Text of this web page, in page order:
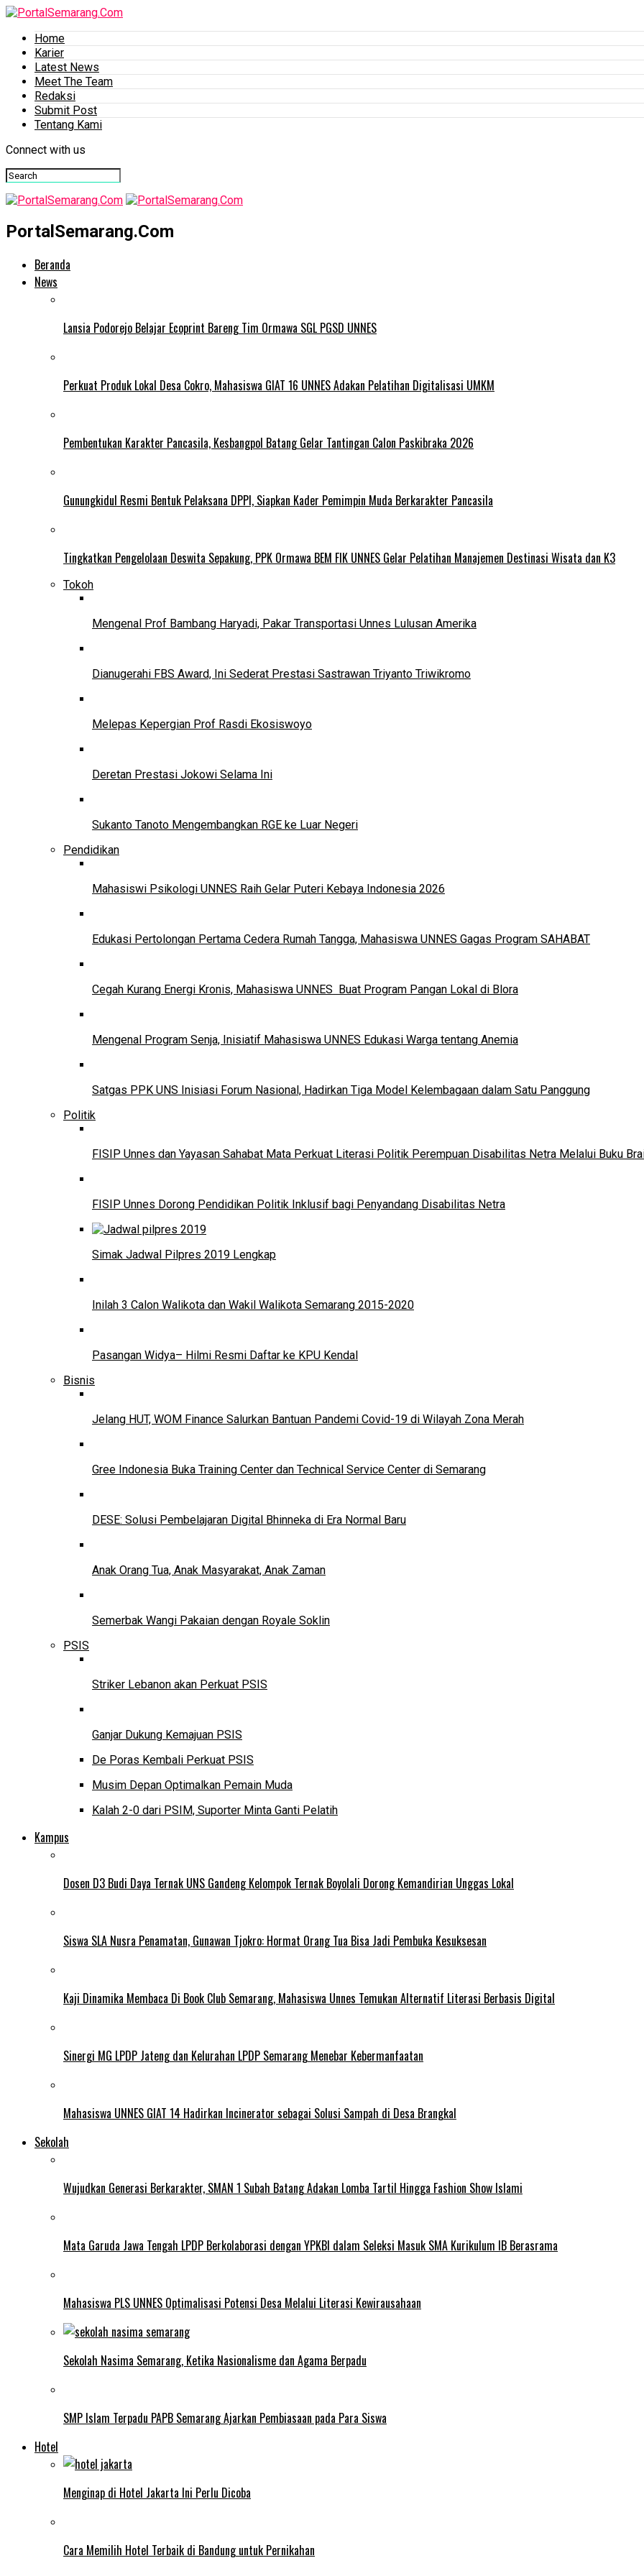
Home
Karier
Latest News
Meet The Team
Redaksi
Submit Post
Tentang Kami
Connect with us
PortalSemarang.Com
Beranda
News
Lansia Podorejo Belajar Ecoprint Bareng Tim Ormawa SGL PGSD UNNES
Perkuat Produk Lokal Desa Cokro, Mahasiswa GIAT 16 UNNES Adakan Pelatihan Digitalisasi UMKM
Pembentukan Karakter Pancasila, Kesbangpol Batang Gelar Tantingan Calon Paskibraka 2026
Gunungkidul Resmi Bentuk Pelaksana DPPI, Siapkan Kader Pemimpin Muda Berkarakter Pancasila
Tingkatkan Pengelolaan Deswita Sepakung, PPK Ormawa BEM FIK UNNES Gelar Pelatihan Manajemen Destinasi Wisata dan K3
Tokoh
Mengenal Prof Bambang Haryadi, Pakar Transportasi Unnes Lulusan Amerika
Dianugerahi FBS Award, Ini Sederat Prestasi Sastrawan Triyanto Triwikromo
Melepas Kepergian Prof Rasdi Ekosiswoyo
Deretan Prestasi Jokowi Selama Ini
Sukanto Tanoto Mengembangkan RGE ke Luar Negeri
Pendidikan
Mahasiswi Psikologi UNNES Raih Gelar Puteri Kebaya Indonesia 2026
Edukasi Pertolongan Pertama Cedera Rumah Tangga, Mahasiswa UNNES Gagas Program SAHABAT
Cegah Kurang Energi Kronis, Mahasiswa UNNES Buat Program Pangan Lokal di Blora
Mengenal Program Senja, Inisiatif Mahasiswa UNNES Edukasi Warga tentang Anemia
Satgas PPK UNS Inisiasi Forum Nasional, Hadirkan Tiga Model Kelembagaan dalam Satu Panggung
Politik
FISIP Unnes dan Yayasan Sahabat Mata Perkuat Literasi Politik Perempuan Disabilitas Netra Melalui Buku
FISIP Unnes Dorong Pendidikan Politik Inklusif bagi Penyandang Disabilitas Netra
Simak Jadwal Pilpres 2019 Lengkap
Inilah 3 Calon Walikota dan Wakil Walikota Semarang 2015-2020
Pasangan Widya– Hilmi Resmi Daftar ke KPU Kendal
Bisnis
Jelang HUT, WOM Finance Salurkan Bantuan Pandemi Covid-19 di Wilayah Zona Merah
Gree Indonesia Buka Training Center dan Technical Service Center di Semarang
DESE: Solusi Pembelajaran Digital Bhinneka di Era Normal Baru
Anak Orang Tua, Anak Masyarakat, Anak Zaman
Semerbak Wangi Pakaian dengan Royale Soklin
PSIS
Striker Lebanon akan Perkuat PSIS
Ganjar Dukung Kemajuan PSIS
De Poras Kembali Perkuat PSIS
Musim Depan Optimalkan Pemain Muda
Kalah 2-0 dari PSIM, Suporter Minta Ganti Pelatih
Kampus
Dosen D3 Budi Daya Ternak UNS Gandeng Kelompok Ternak Boyolali Dorong Kemandirian Unggas Lokal
Siswa SLA Nusra Penamatan, Gunawan Tjokro: Hormat Orang Tua Bisa Jadi Pembuka Kesuksesan
Kaji Dinamika Membaca Di Book Club Semarang, Mahasiswa Unnes Temukan Alternatif Literasi Berbasis Digital
Sinergi MG LPDP Jateng dan Kelurahan LPDP Semarang Menebar Kebermanfaatan
Mahasiswa UNNES GIAT 14 Hadirkan Incinerator sebagai Solusi Sampah di Desa Brangkal
Sekolah
Wujudkan Generasi Berkarakter, SMAN 1 Subah Batang Adakan Lomba Tartil Hingga Fashion Show Islami
Mata Garuda Jawa Tengah LPDP Berkolaborasi dengan YPKBI dalam Seleksi Masuk SMA Kurikulum IB Berasrama
Mahasiswa PLS UNNES Optimalisasi Potensi Desa Melalui Literasi Kewirausahaan
Sekolah Nasima Semarang, Ketika Nasionalisme dan Agama Berpadu
SMP Islam Terpadu PAPB Semarang Ajarkan Pembiasaan pada Para Siswa
Hotel
Menginap di Hotel Jakarta Ini Perlu Dicoba
Cara Memilih Hotel Terbaik di Bandung untuk Pernikahan